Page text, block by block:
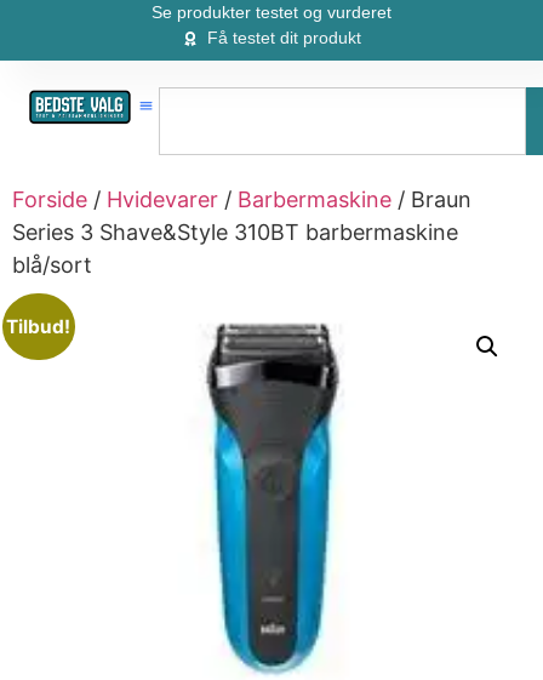
Se produkter testet og vurderet
Få testet dit produkt
Forside / Hvidevarer / Barbermaskine / Braun
Series 3 Shave&Style 310BT barbermaskine
blå/sort
Tilbud!